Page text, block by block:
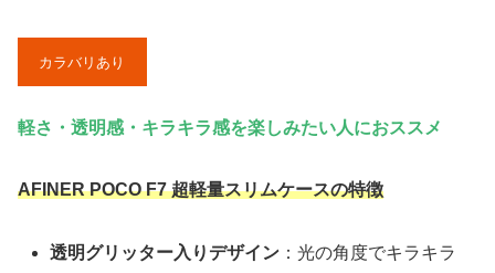
カラバリあり
軽さ・透明感・キラキラ感を楽しみたい人におススメ
AFINER POCO F7 超軽量スリムケースの特徴
透明グリッター入りデザイン ：光の角度でキラキラ